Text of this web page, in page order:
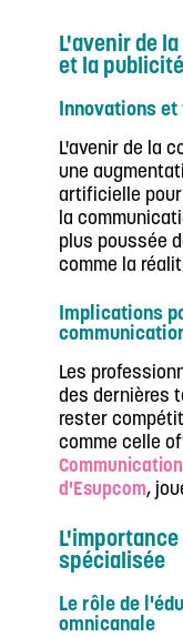
L'avenir de
et la publicité
Innovations
L'avenir de la
une
artificielle
la
plus poussée
comme la
Implications
Les
des dernières
rester
comme celle
d'Esupcom,
spécialisée
Le rôle de
omnicanale